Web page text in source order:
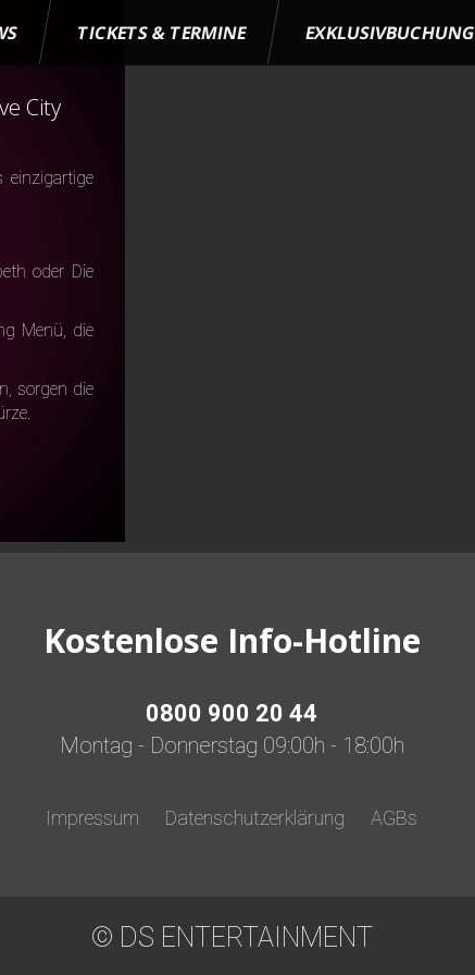
TICKETS & TERMINE EXKLUSIVBUCHUNG
City
einzigartige
oder Die
Menü, die
sorgen die
Kostenlose Info-Hotline
0800 900 20 44
Montag - Donnerstag 09:00h - 18:00h
Impressum Datenschutzerklärung AGBs
© DS ENTERTAINMENT